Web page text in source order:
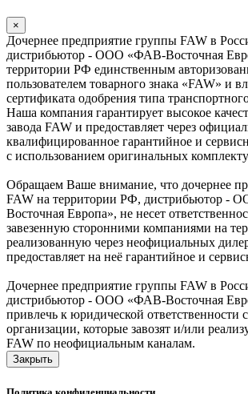
×
Дочернее предприятие группы FAW в
дистрибьютор - ООО «ФАВ-Восточная
территории РФ единственным
пользователем товарного знака «FAW» и
сертификата одобрения типа
Наша компания гарантирует высокое
завода FAW и предоставляет через
квалифицированное гарантийное и
с использованием оригинальных
Обращаем Ваше внимание, что дочернее
FAW на территории РФ, дистрибьютор -
Восточная Европа», не несет
завезенную сторонними компаниями на
реализованную через неофициальных
предоставляет на неё гарантийное и
Дочернее предприятие группы FAW в
дистрибьютор - ООО «ФАВ-Восточная
привлечь к юридической ответственности
организации, которые завозят и/или
FAW по неофициальным каналам.
Закрыть